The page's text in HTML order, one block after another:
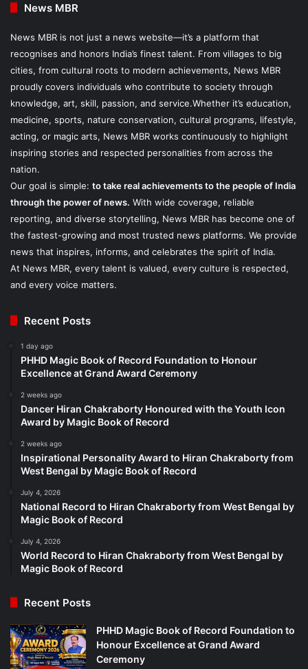
News MBR
News MBR is not just a news website—it’s a platform that
recognises and honors India’s finest talent. From villages to big
cities, from cultural roots to modern achievements, News MBR
proudly covers individuals who contribute to society through
knowledge, art, skill, passion, and service.Whether it’s education,
medicine, sports, nature conservation, cultural programs, lifestyle,
acting, or magic arts, News MBR works continuously to highlight
inspiring stories and respected personalities from across the
nation.
Our goal is simple: to take real achievements to the people of India
through the power of news. With wide coverage, reliable
reporting, and diverse storytelling, News MBR has become one of
the fastest-growing and most trusted news platforms. We provide
news that inspires, informs, and celebrates the spirit of India.
At News MBR, every talent is valued, every culture is respected,
and every voice matters.
Recent Posts
1 day ago
PHHD Magic Book of Record Foundation to Honour
Excellence at Grand Award Ceremony
2 weeks ago
Dancer Hiran Chakraborty Honoured with the Youth Icon
Award by Magic Book of Record
2 weeks ago
Inspirational Personality Award to Hiran Chakraborty from
West Bengal by Magic Book of Record
July 4, 2026
National Record to Hiran Chakraborty from West Bengal by
Magic Book of Record
July 4, 2026
World Record to Hiran Chakraborty from West Bengal by
Magic Book of Record
Recent Posts
PHHD Magic Book of Record Foundation to
Honour Excellence at Grand Award
Ceremony